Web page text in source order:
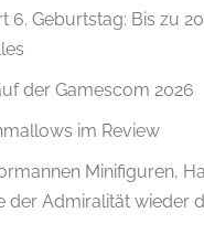
6. Geburtstag: Bis zu
der Gamescom 2026
im Review
Minifiguren,
der Admiralität wieder